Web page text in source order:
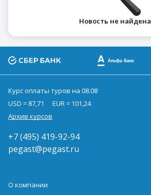
Новость не найдена
Курс оплаты туров на 08.08
USD = 87,71
EUR = 101,24
Архив курсов
+7 (495) 419-92-94
pegast@pegast.ru
О компании